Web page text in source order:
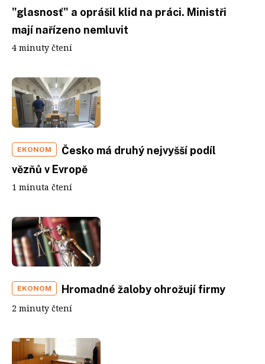
"glasnosť" a oprášil klid na práci. Ministři
mají nařízeno nemluvit
4 minuty čtení
EKONOM
Česko má druhý nejvyšší podíl
vězňů v Evropě
1 minuta čtení
EKONOM Hromadné žaloby ohrožují firmy
2 minuty čtení